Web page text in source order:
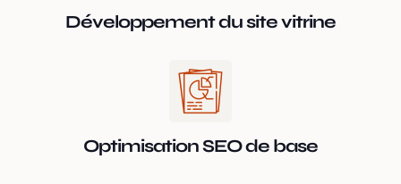
Développement du site vitrine
Optimisation SEO de base